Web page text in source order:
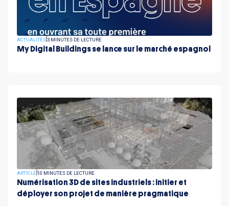
ACTUALITÉS3 MINUTES DE LECTURE
My Digital Buildings se lance sur le marché espagnol
ARTICLE10 MINUTES DE LECTURE
Numérisation 3D de sites industriels : initier et
déployer son projet de manière pragmatique